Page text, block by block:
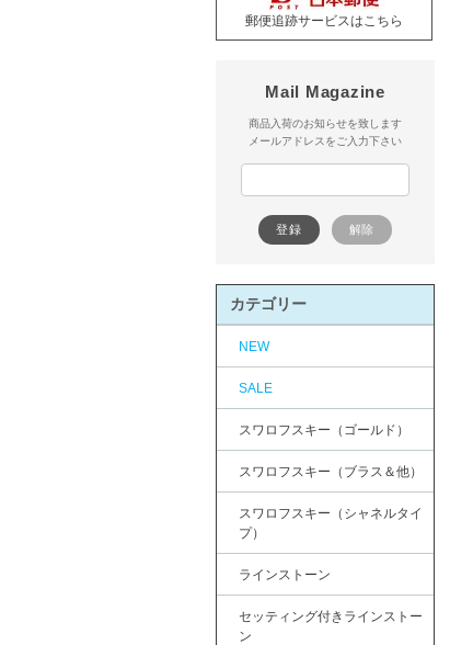
郵便追跡サービスはこちら
Mail Magazine
商品入荷のお知らせを致します
メールアドレスをご入力下さい
カテゴリー
NEW
SALE
スワロフスキー（ゴールド）
スワロフスキー（ブラス＆他）
スワロフスキー（シャネルタイ
プ）
ラインストーン
セッティング付きラインストー
ン